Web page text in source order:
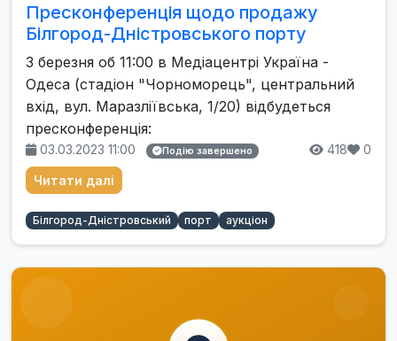
Пресконференція щодо продажу
Білгород-Дністровського порту
3 березня об 11:00 в Медіацентрі Україна -
Одеса (стадіон "Чорноморець", центральний
вхід, вул. Маразліївська, 1/20) відбудеться
пресконференція:
03.03.2023 11:00 Подію завершено 418 0
Читати далі
Білгород-Дністровський порт аукціон